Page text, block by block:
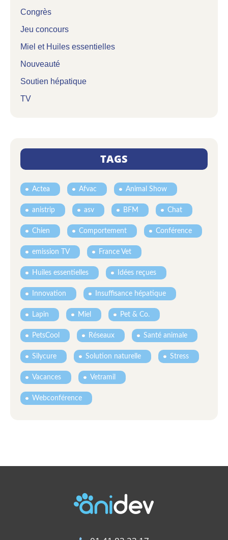
Congrès
Jeu concours
Miel et Huiles essentielles
Nouveauté
Soutien hépatique
TV
TAGS
Actea Afvac Animal Show
anistrip asv BFM Chat
Chien Comportement Conférence
emission TV France Vet
Huiles essentielles Idées reçues
Innovation Insuffisance hépatique
Lapin Miel Pet & Co.
PetsCool Réseaux Santé animale
Silycure Solution naturelle Stress
Vacances Vetramil
Webconférence